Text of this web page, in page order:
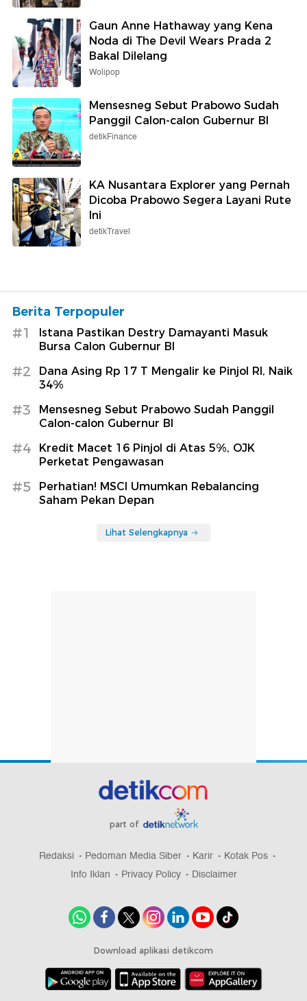
Gaun Anne Hathaway yang Kena
Noda di The Devil Wears Prada 2
Bakal Dilelang
Wolipop
Mensesneg Sebut Prabowo Sudah
Panggil Calon-calon Gubernur BI
detikFinance
KA Nusantara Explorer yang Pernah
Dicoba Prabowo Segera Layani Rute
Ini
detikTravel
Berita Terpopuler
#1
Istana Pastikan Destry Damayanti Masuk
Bursa Calon Gubernur BI
#2
Dana Asing Rp 17 T Mengalir ke Pinjol RI, Naik
34%
#3
Mensesneg Sebut Prabowo Sudah Panggil
Calon-calon Gubernur BI
#4
Kredit Macet 16 Pinjol di Atas 5%, OJK
Perketat Pengawasan
#5
Perhatian! MSCI Umumkan Rebalancing
Saham Pekan Depan
Lihat Selengkapnya
part of
Redaksi Pedoman Media Siber Karir
Kotak Pos
Info Iklan
Privacy Policy Disclaimer
Download aplikasi detikcom